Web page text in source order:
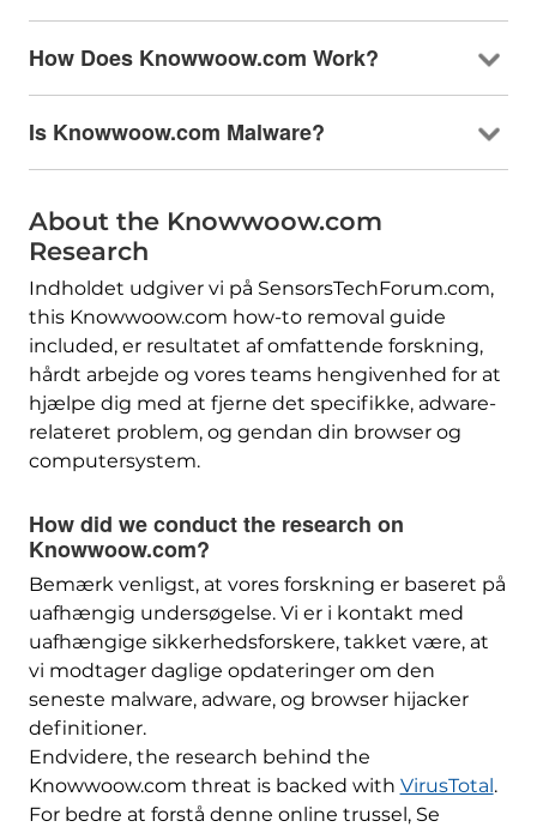
How Does Knowwoow.com Work?
Is Knowwoow.com Malware?
About the Knowwoow.com
Research
Indholdet udgiver vi på SensorsTechForum.com,
this Knowwoow.com how-to removal guide
included, er resultatet af omfattende forskning,
hårdt arbejde og vores teams hengivenhed for at
hjælpe dig med at fjerne det specifikke, adware-
relateret problem, og gendan din browser og
computersystem.
How did we conduct the research on
Knowwoow.com?
Bemærk venligst, at vores forskning er baseret på
uafhængig undersøgelse. Vi er i kontakt med
uafhængige sikkerhedsforskere, takket være, at
vi modtager daglige opdateringer om den
seneste malware, adware, og browser hijacker
definitioner.
Endvidere, the research behind the
Knowwoow.com threat is backed with VirusTotal.
For bedre at forstå denne online trussel, Se